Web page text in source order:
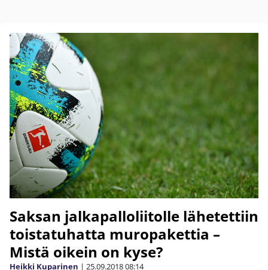
Saksan jalkapalloliitolle lähetettiin
toistatuhatta muropakettia –
Mistä oikein on kyse?
Heikki Kuparinen | 25.09.201808:14